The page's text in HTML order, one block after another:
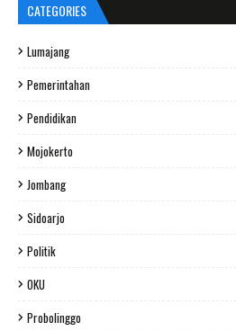
CATEGORIES
Lumajang
Pemerintahan
Pendidikan
Mojokerto
Jombang
Sidoarjo
Politik
OKU
Probolinggo